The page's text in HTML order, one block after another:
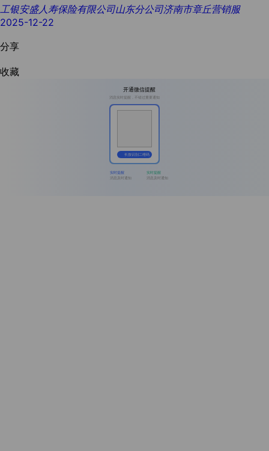
工银安盛人寿保险有限公司山东分公司济南市章丘营销服
2025-12-22
分享
收藏
开通微信提醒
消息实时提醒，不错过重要通知
长按识别二维码
实时提醒
消息及时通知
实时提醒
消息及时通知